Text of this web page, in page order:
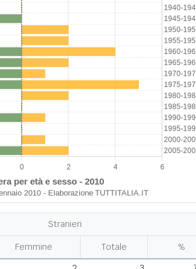
Stranieri
Femmine Totale
%